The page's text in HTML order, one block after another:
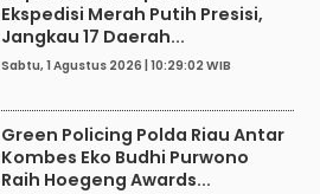
Ekspedisi Merah Putih Presisi,
Jangkau 17 Daerah...
Sabtu, 1 Agustus 2026 | 10:29:02 WIB
Green Policing Polda Riau Antar
Kombes Eko Budhi Purwono
Raih Hoegeng Awards...